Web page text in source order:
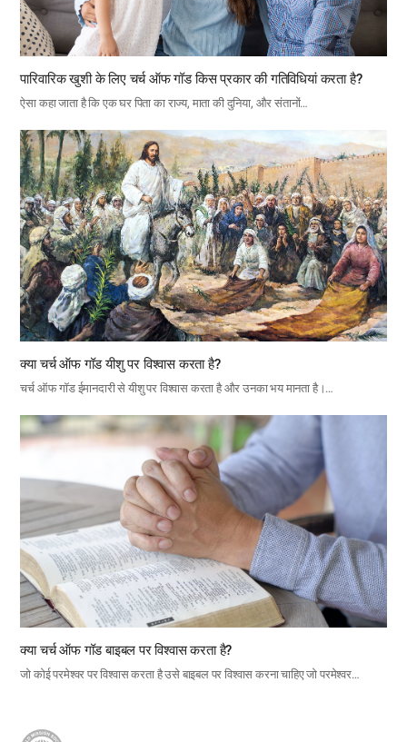
पारिवारिक खुशी के लिए चर्च ऑफ गॉड किस प्रकार की गतिविधियां करता है?
ऐसा कहा जाता है कि एक घर पिता का राज्य, माता की दुनिया, और संतानों…
क्या चर्च ऑफ गॉड यीशु पर विश्वास करता है?
चर्च ऑफ गॉड ईमानदारी से यीशु पर विश्वास करता है और उनका भय मानता है।…
क्या चर्च ऑफ गॉड बाइबल पर विश्वास करता है?
जो कोई परमेश्वर पर विश्वास करता है उसे बाइबल पर विश्वास करना चाहिए जो परमेश्वर…